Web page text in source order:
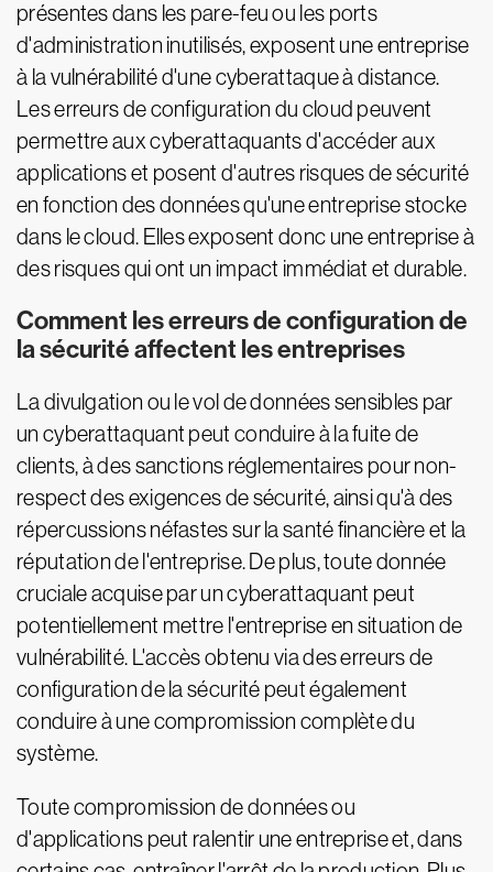
présentes dans les pare-feu ou les ports
d'administration inutilisés, exposent une entreprise
à la vulnérabilité d'une cyberattaque à distance.
Les erreurs de configuration du cloud peuvent
permettre aux cyberattaquants d'accéder aux
applications et posent d'autres risques de sécurité
en fonction des données qu'une entreprise stocke
dans le cloud. Elles exposent donc une entreprise à
des risques qui ont un impact immédiat et durable.
Comment les erreurs de configuration de
la sécurité affectent les entreprises
La divulgation ou le vol de données sensibles par
un cyberattaquant peut conduire à la fuite de
clients, à des sanctions réglementaires pour non-
respect des exigences de sécurité, ainsi qu'à des
répercussions néfastes sur la santé financière et la
réputation de l'entreprise. De plus, toute donnée
cruciale acquise par un cyberattaquant peut
potentiellement mettre l'entreprise en situation de
vulnérabilité. L'accès obtenu via des erreurs de
configuration de la sécurité peut également
conduire à une compromission complète du
système.
Toute compromission de données ou
d'applications peut ralentir une entreprise et, dans